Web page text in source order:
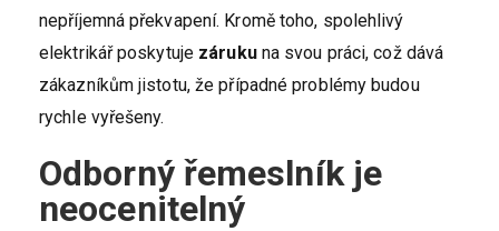
nepříjemná překvapení. Kromě toho, spolehlivý
elektrikář poskytuje zárukuna svou práci, což dává
zákazníkům jistotu, že případné problémy budou
rychle vyřešeny.
Odborný řemeslník je
neocenitelný